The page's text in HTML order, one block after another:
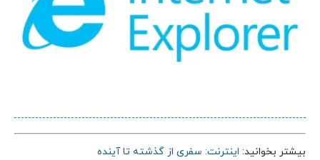
بیشتر بخوانید: اینترنت: سفری از گذشته تا آینده